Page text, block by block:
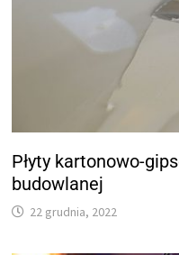
Płyty kartonowo-
budowlanej
22 grudnia, 2022